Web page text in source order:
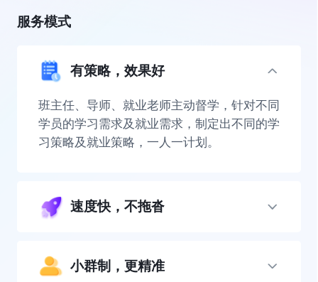
服务模式
有策略，效果好
班主任、导师、就业老师主动督学，针对不同
学员的学习需求及就业需求，制定出不同的学
习策略及就业策略，一人一计划。
速度快，不拖沓
小群制，更精准